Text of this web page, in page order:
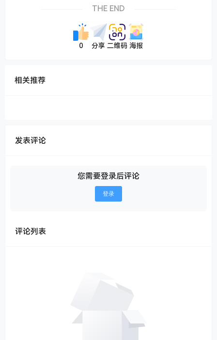
THE END
0 分享 二维码 海报
相关推荐
发表评论
您需要登录后评论
登录
评论列表